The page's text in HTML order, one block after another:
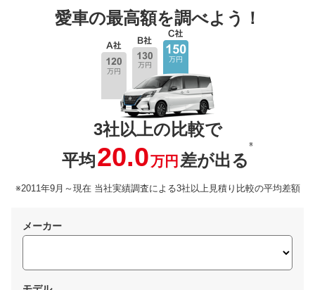
愛車の最高額を調べよう！
3社以上の比較で
平均20.0万円 差が出る
※
※2011年9月～現在 当社実績調査による3社以上見積り比較の平均差額
メーカー